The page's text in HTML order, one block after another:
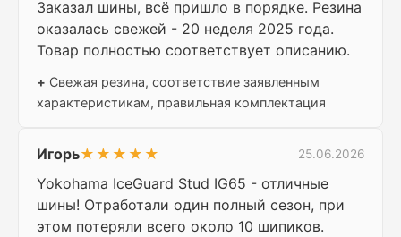
Заказал шины, всё пришло в порядке. Резина
оказалась свежей - 20 неделя 2025 года.
Товар полностью соответствует описанию.
+ Свежая резина, соответствие заявленным
характеристикам, правильная комплектация
Игорь★★★★★ 25.06.2026
Yokohama IceGuard Stud IG65 - отличные
шины! Отработали один полный сезон, при
этом потеряли всего около 10 шипиков.